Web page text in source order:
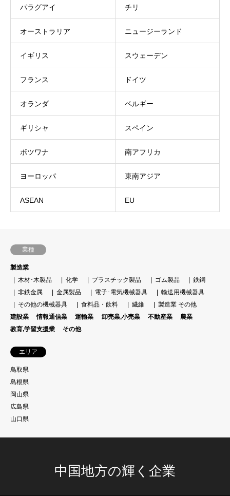
パラグアイ チリ
オーストラリア ニュージーランド
イギリス スウェーデン
フランス ドイツ
オランダ ベルギー
ギリシャ スペイン
ボツワナ 南アフリカ
ヨーロッパ 東南アジア
ASEAN EU
業種
製造業
木材･木製品
化学 プラスチック製品 ゴム製品
鉄鋼
非鉄金属
金属製品 電子･電気機械器具
輸送用機械器具
その他の機械器具
食料品・飲料 繊維
製造業 その他
建設業
情報通信業 運輸業 卸売業,小売業 不動産業
農業
教育,学習支援業
その他
エリア
鳥取県
島根県
岡山県
広島県
山口県
中国地方の輝く企業